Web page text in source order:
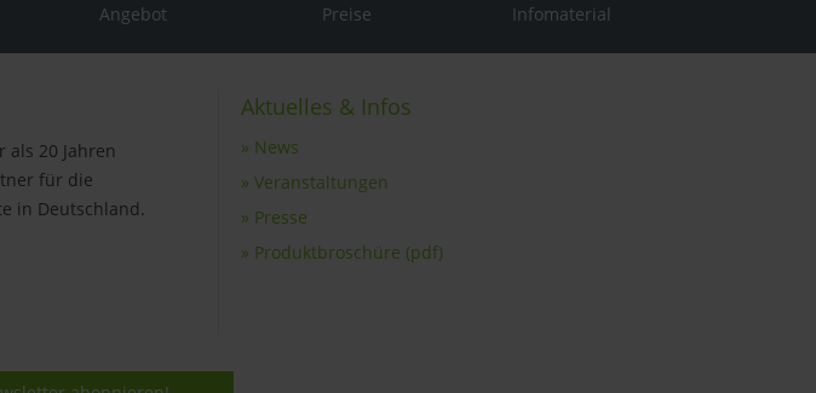
Angebot Preise Infomaterial
20 Jahren
für die
in Deutschland.
Aktuelles & Infos
» News
» Veranstaltungen
» Presse
» Produktbroschüre (pdf)